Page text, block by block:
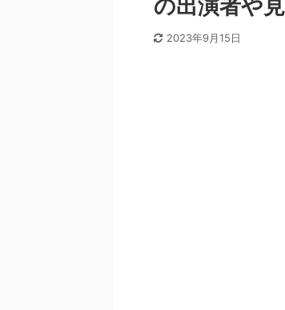
の出演者や
2023年9月15日